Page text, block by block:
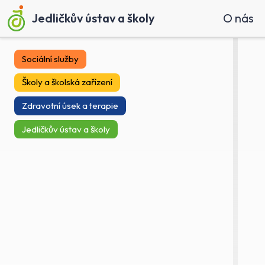
Jedličkův ústav a školy O nás
Sociální služby
Školy a školská zařízení
Zdravotní úsek a terapie
Jedličkův ústav a školy